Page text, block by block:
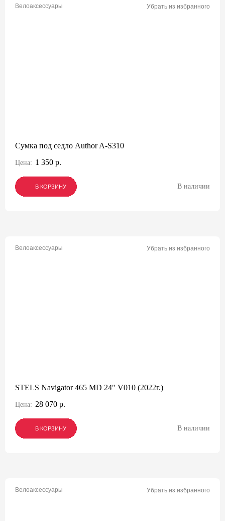
Велоаксессуары Убрать из избранного
Сумка под седло Author A-S310
Цена: 1 350 р.
В КОРЗИНУ
В КОРЗИНУ
В КОРЗИНУ В наличии
Велоаксессуары Убрать из избранного
STELS Navigator 465 MD 24" V010 (2022г.)
Цена: 28 070 р.
В КОРЗИНУ
В КОРЗИНУ
В КОРЗИНУ В наличии
Велоаксессуары Убрать из избранного